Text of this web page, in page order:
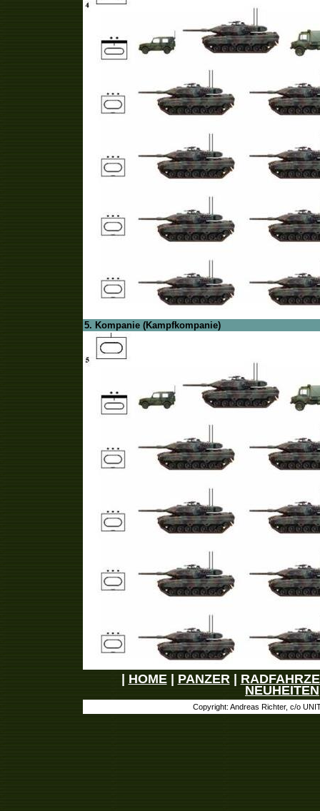
5. Kompanie (Kampfkompanie)
|HOME|PANZER|
NEUHEITEN
Copyright: Andreas Richter, c/o